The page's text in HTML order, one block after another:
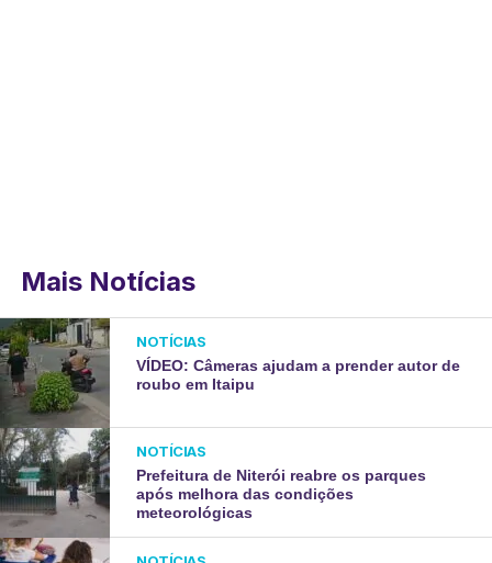
Mais Notícias
NOTÍCIAS
VÍDEO: Câmeras ajudam a prender autor de
roubo em Itaipu
NOTÍCIAS
Prefeitura de Niterói reabre os parques
após melhora das condições
meteorológicas